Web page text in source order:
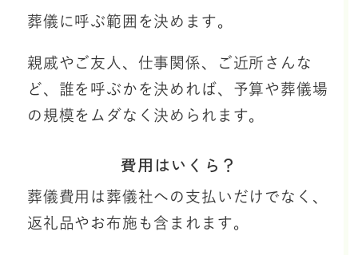
葬儀に呼ぶ範囲を決めます。
親戚やご友人、仕事関係、ご近所さんな
ど、誰を呼ぶかを決めれば、予算や葬儀場
の規模をムダなく決められます。
費用はいくら？
葬儀費用は葬儀社への支払いだけでなく、
返礼品やお布施も含まれます。